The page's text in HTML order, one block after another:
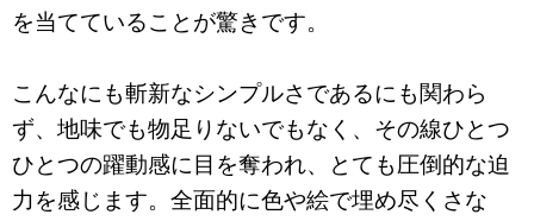
を当てていることが驚きです。
こんなにも斬新なシンプルさであるにも関わら
ず、地味でも物足りないでもなく、その線ひとつ
ひとつの躍動感に目を奪われ、とても圧倒的な迫
力を感じます。全面的に色や絵で埋め尽くさな